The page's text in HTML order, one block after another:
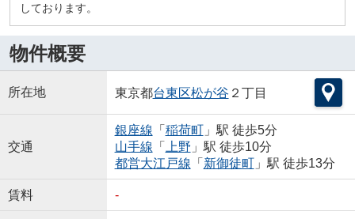
しております。
物件概要
所在地 東京都台東区松が谷 ２丁目
交通
銀座線 「 稲荷町」駅 徒歩5分
山手線 「 上野 」駅 徒歩10分
都営大江戸線 「 新御徒町」駅 徒歩13分
賃料 -